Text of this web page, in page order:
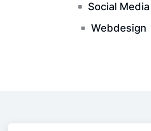
Social Media
Webdesign